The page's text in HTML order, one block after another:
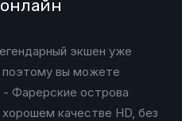
экшен уже
поэтому вы можете
Фарерские острова
качестве HD, без